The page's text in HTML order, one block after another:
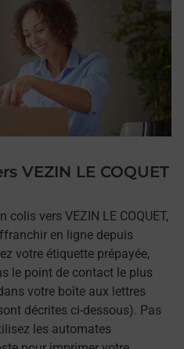
VEZIN LE COQUET
vers VEZIN LE COQUET,
en ligne depuis
votre étiquette prépayée,
le point de contact le plus
votre boîte aux lettres
décrites ci-dessous). Pas
les automates